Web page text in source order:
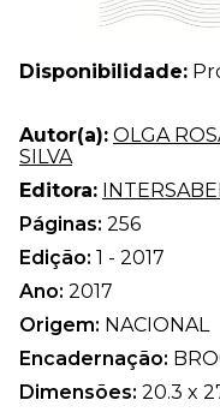
Disponibilidade:
Autor(a): OLGA
SILVA
Editora:
Páginas: 256
Edição: 1 - 2017
Ano: 2017
Origem: NACIONAL
Encadernação:
Dimensões: 20.3 x